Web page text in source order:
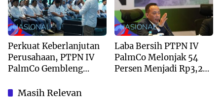
NASIONAL
Perkuat Keberlanjutan
Perusahaan, PTPN IV
PalmCo Gembleng
Next Gen Leaders Camp
NASIONAL
Laba Bersih PTPN IV
PalmCo Melonjak 54
Persen Menjadi Rp3,23
Masih Relevan